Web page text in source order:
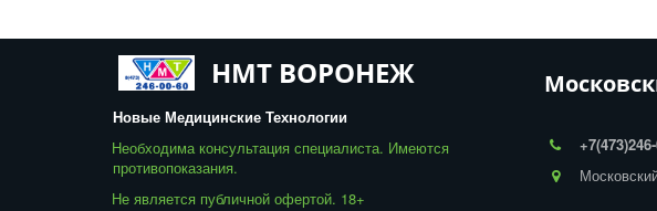
НМТ ВОРОНЕЖ
Новые Медицинские Технологии
Необходима консультация специалиста. Имеются
противопоказания.
Не является публичной офертой. 18+